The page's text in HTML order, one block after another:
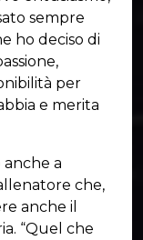
sempre
ho deciso di
per
e merita
anche a
che,
anche il
“Quel che